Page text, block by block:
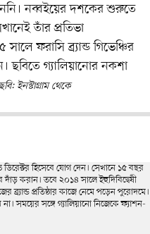
নব্বইয়ের দশকের শুরুতে
তাঁর প্রতিভা
ফরাসি ব্র্যান্ড গিভেঞ্চির
ছবিতে গ্যালিয়ানোর নকশা
ছবি: ইনস্টাগ্রাম থেকে